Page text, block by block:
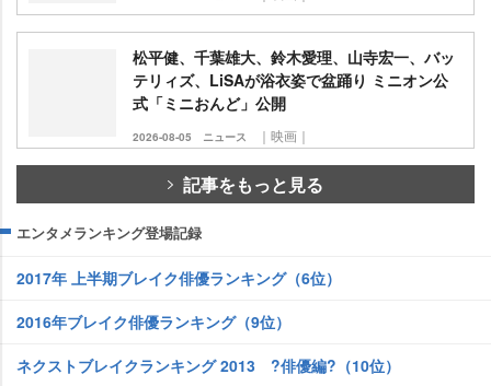
松平健、千葉雄大、鈴木愛理、山寺宏一、バッ
テリィズ、LiSAが浴衣姿で盆踊り ミニオン公
式「ミニおんど」公開
2026-08-05 ニュース ｜映画｜
記事をもっと見る
エンタメランキング登場記録
2017年 上半期ブレイク俳優ランキング（6位）
2016年ブレイク俳優ランキング（9位）
ネクストブレイクランキング 2013 ?俳優編?（10位）